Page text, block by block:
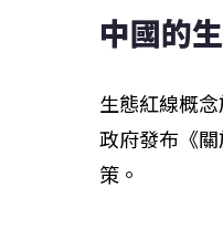
中國的
生態紅線概
政府發布《
策。